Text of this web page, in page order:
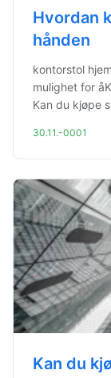
Hvordan
hånden
kontorstol
mulighet for
Kan du kjøpe
30.11.-0001
Kan du